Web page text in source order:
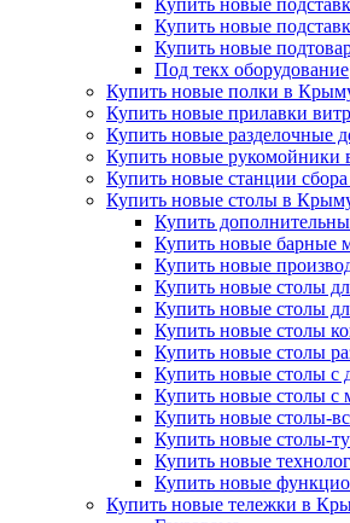
Купить новые
Купить новые
Купить новые
Под текх оборудование
Купить новые полки в
Купить новые прилавки
Купить новые разделочные
Купить новые рукомойники
Купить новые станции
Купить новые столы в
Купить
Купить новые барные
Купить новые
Купить новые столы
Купить новые столы
Купить новые столы
Купить новые столы
Купить новые столы с
Купить новые столы с
Купить новые столы-
Купить новые столы-
Купить новые
Купить новые
Купить новые тележки в